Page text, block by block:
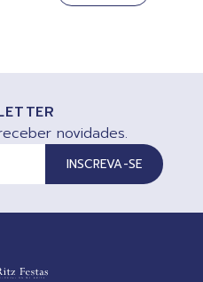
novidades.
INSCREVA-SE